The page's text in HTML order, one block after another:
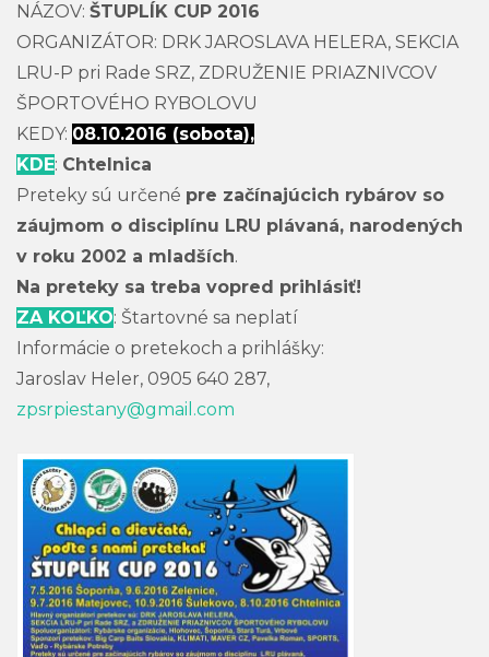
NÁZOV: ŠTUPLÍK CUP 2016
ORGANIZÁTOR: DRK JAROSLAVA HELERA, SEKCIA
LRU-P pri Rade SRZ, ZDRUŽENIE PRIAZNIVCOV
ŠPORTOVÉHO RYBOLOVU
KEDY: 08.10.2016 (sobota),
KDE: Chtelnica
Preteky sú určené pre začínajúcich rybárov so
záujmom o disciplínu LRU plávaná, narodených
v roku 2002 a mladších.
Na preteky sa treba vopred prihlásiť!
ZA KOĽKO: Štartovné sa neplatí
Informácie o pretekoch a prihlášky:
Jaroslav Heler, 0905 640 287,
zpsrpiestany@gmail.com